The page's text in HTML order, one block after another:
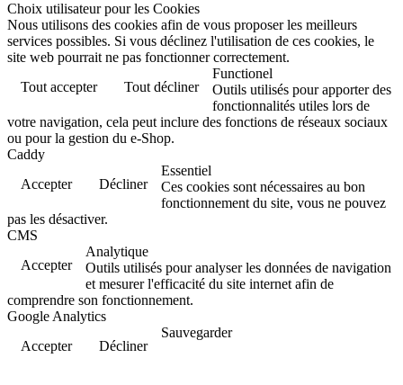
Choix utilisateur pour les Cookies
Nous utilisons des cookies afin de vous proposer les meilleurs
services possibles. Si vous déclinez l'utilisation de ces cookies, le
site web pourrait ne pas fonctionner correctement.
Tout accepter
Tout décliner
Functionel
Outils utilisés pour apporter des
fonctionnalités utiles lors de
votre navigation, cela peut inclure des fonctions de réseaux sociaux
ou pour la gestion du e-Shop.
Caddy
Accepter
Décliner
Essentiel
Ces cookies sont nécessaires au bon
fonctionnement du site, vous ne pouvez
pas les désactiver.
CMS
Accepter
Analytique
Outils utilisés pour analyser les données de navigation
et mesurer l'efficacité du site internet afin de
comprendre son fonctionnement.
Google Analytics
Accepter
Décliner
Sauvegarder